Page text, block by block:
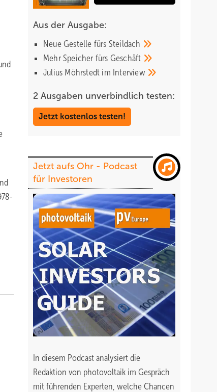
Aus der Ausgabe:
Neue Gestelle fürs Steildach
Mehr Speicher fürs Geschäft
Julius Möhrstedt im Interview
2 Ausgaben unverbindlich testen:
Jetzt kostenlos testen!
Jetzt aufs Ohr - Podcast
für Investoren
In diesem Podcast analysiert die
Redaktion von photovoltaik im Gespräch
mit führenden Experten, welche Chancen